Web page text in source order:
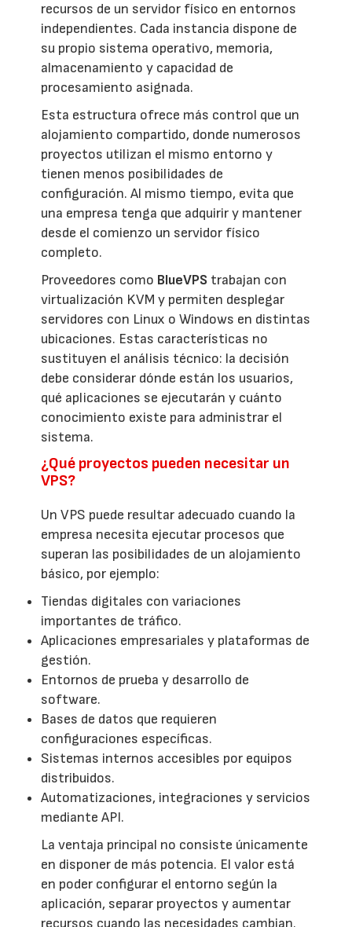
recursos de un servidor físico en entornos
independientes. Cada instancia dispone de
su propio sistema operativo, memoria,
almacenamiento y capacidad de
procesamiento asignada.
Esta estructura ofrece más control que un
alojamiento compartido, donde numerosos
proyectos utilizan el mismo entorno y
tienen menos posibilidades de
configuración. Al mismo tiempo, evita que
una empresa tenga que adquirir y mantener
desde el comienzo un servidor físico
completo.
Proveedores como BlueVPS trabajan con
virtualización KVM y permiten desplegar
servidores con Linux o Windows en distintas
ubicaciones. Estas características no
sustituyen el análisis técnico: la decisión
debe considerar dónde están los usuarios,
qué aplicaciones se ejecutarán y cuánto
conocimiento existe para administrar el
sistema.
¿Qué proyectos pueden necesitar un
VPS?
Un VPS puede resultar adecuado cuando la
empresa necesita ejecutar procesos que
superan las posibilidades de un alojamiento
básico, por ejemplo:
Tiendas digitales con variaciones
importantes de tráfico.
Aplicaciones empresariales y plataformas de
gestión.
Entornos de prueba y desarrollo de
software.
Bases de datos que requieren
configuraciones específicas.
Sistemas internos accesibles por equipos
distribuidos.
Automatizaciones, integraciones y servicios
mediante API.
La ventaja principal no consiste únicamente
en disponer de más potencia. El valor está
en poder configurar el entorno según la
aplicación, separar proyectos y aumentar